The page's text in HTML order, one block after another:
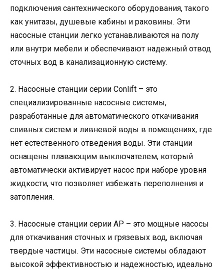
подключения сантехнического оборудования, такого
как унитазы, душевые кабины и раковины. Эти
насосные станции легко устанавливаются на полу
или внутри мебели и обеспечивают надежный отвод
сточных вод в канализационную систему.
2. Насосные станции серии Conlift – это
специализированные насосные системы,
разработанные для автоматического откачивания
сливных систем и ливневой воды в помещениях, где
нет естественного отведения воды. Эти станции
оснащены плавающим выключателем, который
автоматически активирует насос при наборе уровня
жидкости, что позволяет избежать переполнения и
затопления.
3. Насосные станции серии AP – это мощные насосы
для откачивания сточных и грязевых вод, включая
твердые частицы. Эти насосные системы обладают
высокой эффективностью и надежностью, идеально